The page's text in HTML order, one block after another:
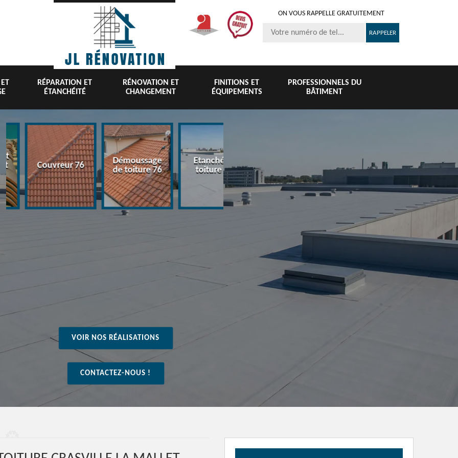
ON VOUS RAPPELLE GRATUITEMENT
RÉPARATION ET
ÉTANCHÉITÉ
RÉNOVATION ET
CHANGEMENT
FINITIONS ET
ÉQUIPEMENTS
PROFESSIONNELS DU
BÂTIMENT
Couvreur 76
Démoussage
de toiture 76
Etanchéité
toiture 76
Nettoyage et
pose de
gouttière 76
tuile et
76
VOIR NOS RÉALISATIONS
CONTACTEZ-NOUS !